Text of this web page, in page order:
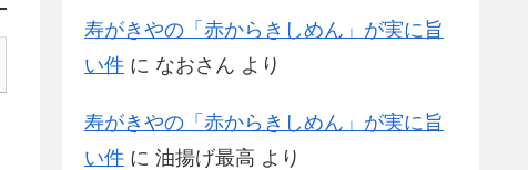
寿がきやの「赤からきしめん」が実に旨
い件 に なおさん より
寿がきやの「赤からきしめん」が実に旨
い件 に 油揚げ最高 より